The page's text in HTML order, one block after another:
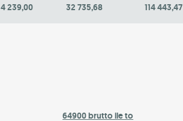
4 239,00 32 735,68 114 443,47
64900 brutto ile to